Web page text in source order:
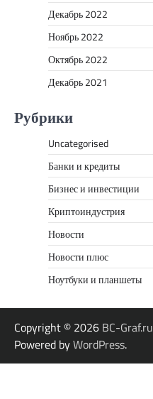
Декабрь 2022
Ноябрь 2022
Октябрь 2022
Декабрь 2021
Рубрики
Uncategorised
Банки и кредиты
Бизнес и инвестиции
Криптоиндустрия
Новости
Новости плюс
Ноутбуки и планшеты
Copyright © 2026 BC-Graf.ru
Powered byWordPress.